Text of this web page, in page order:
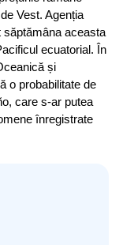
Vest. Agenția
săptămâna aceasta
ecuatorial. În
și
o probabilitate de
care s-ar putea
înregistrate